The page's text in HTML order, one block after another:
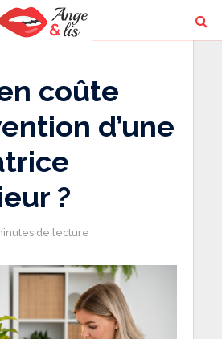
coûte
d’une
?
de lecture